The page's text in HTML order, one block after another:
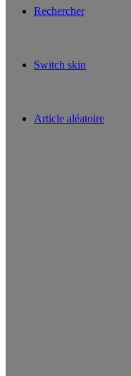
Rechercher
Switch skin
Article aléatoire